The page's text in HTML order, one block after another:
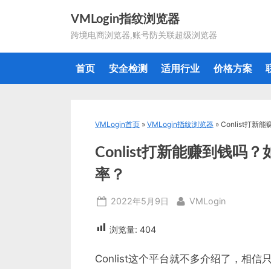
VMLogin指纹浏览器
跨境电商浏览器,账号防关联超级浏览器
首页 安全检测 适用行业 价格方案
VMLogin首页 » VMLogin指纹浏览器 » Conlist打新能
Conlist打新能赚到钱吗？
率？
Posted
2022年5月9日 By
VMLogin
浏览量: 404
Conlist这个平台就不多介绍了，相信